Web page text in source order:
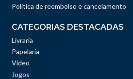
Politica de reembolso e cancelamento
CATEGORIAS DESTACADAS
Livraria
Papelaria
Vídeo
Jogos